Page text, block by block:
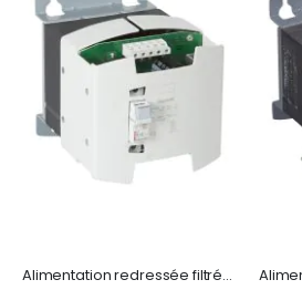
Alimentation redressée filtrée monophasée entrée 230-400V~ sortie 48V= - 480W